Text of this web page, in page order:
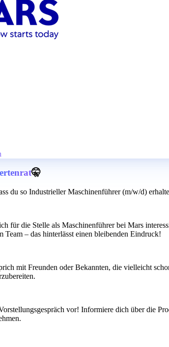
🤫
du so Industrieller Maschinenführer (m/w/d)
für die Stelle als Maschinenführer bei Mars
Team – das hinterlässt einen bleibenden Eindruck!
mit Freunden oder Bekannten, die vielleicht
vor! Informiere dich über die